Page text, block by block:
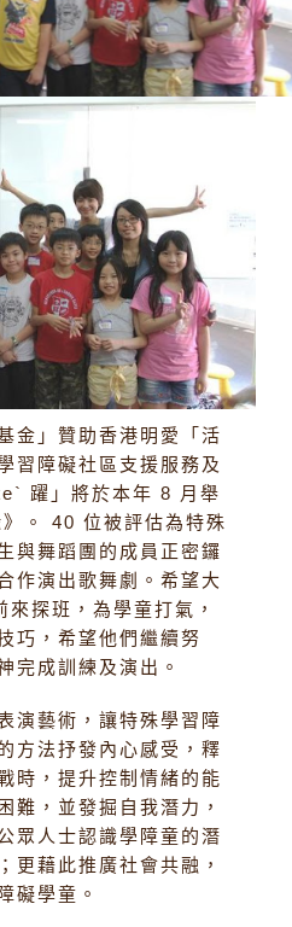
金」贊助香港明愛「活
習障礙社區支援服務及
躍」將於本年 8 月舉
。 40 位被評估為特殊
與舞蹈團的成員正密鑼
作演出歌舞劇。希望大
探班，為學童打氣，
巧，希望他們繼續努
完成訓練及演出。
演藝術，讓特殊學習障
方法抒發內心感受，釋
時，提升控制情緒的能
難，並發掘自我潛力，
眾人士認識學障童的潛
更藉此推廣社會共融，
礙學童。